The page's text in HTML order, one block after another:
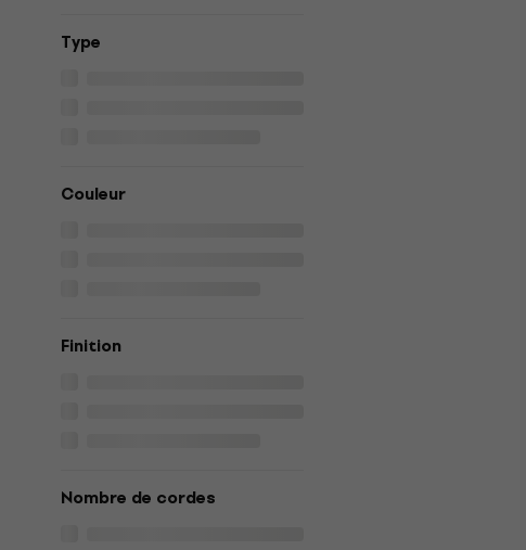
Type
Couleur
Finition
Nombre de cordes